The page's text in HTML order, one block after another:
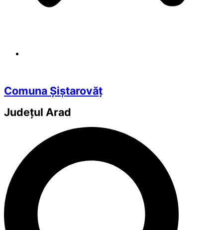
Comuna Șiștarovăț
Județul Arad